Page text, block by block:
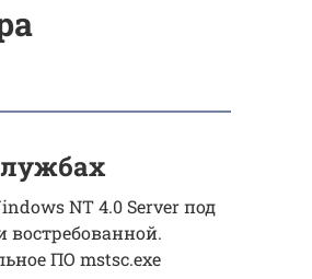
NT 4.0 Server под
востребованной.
ПО mstsc.exe